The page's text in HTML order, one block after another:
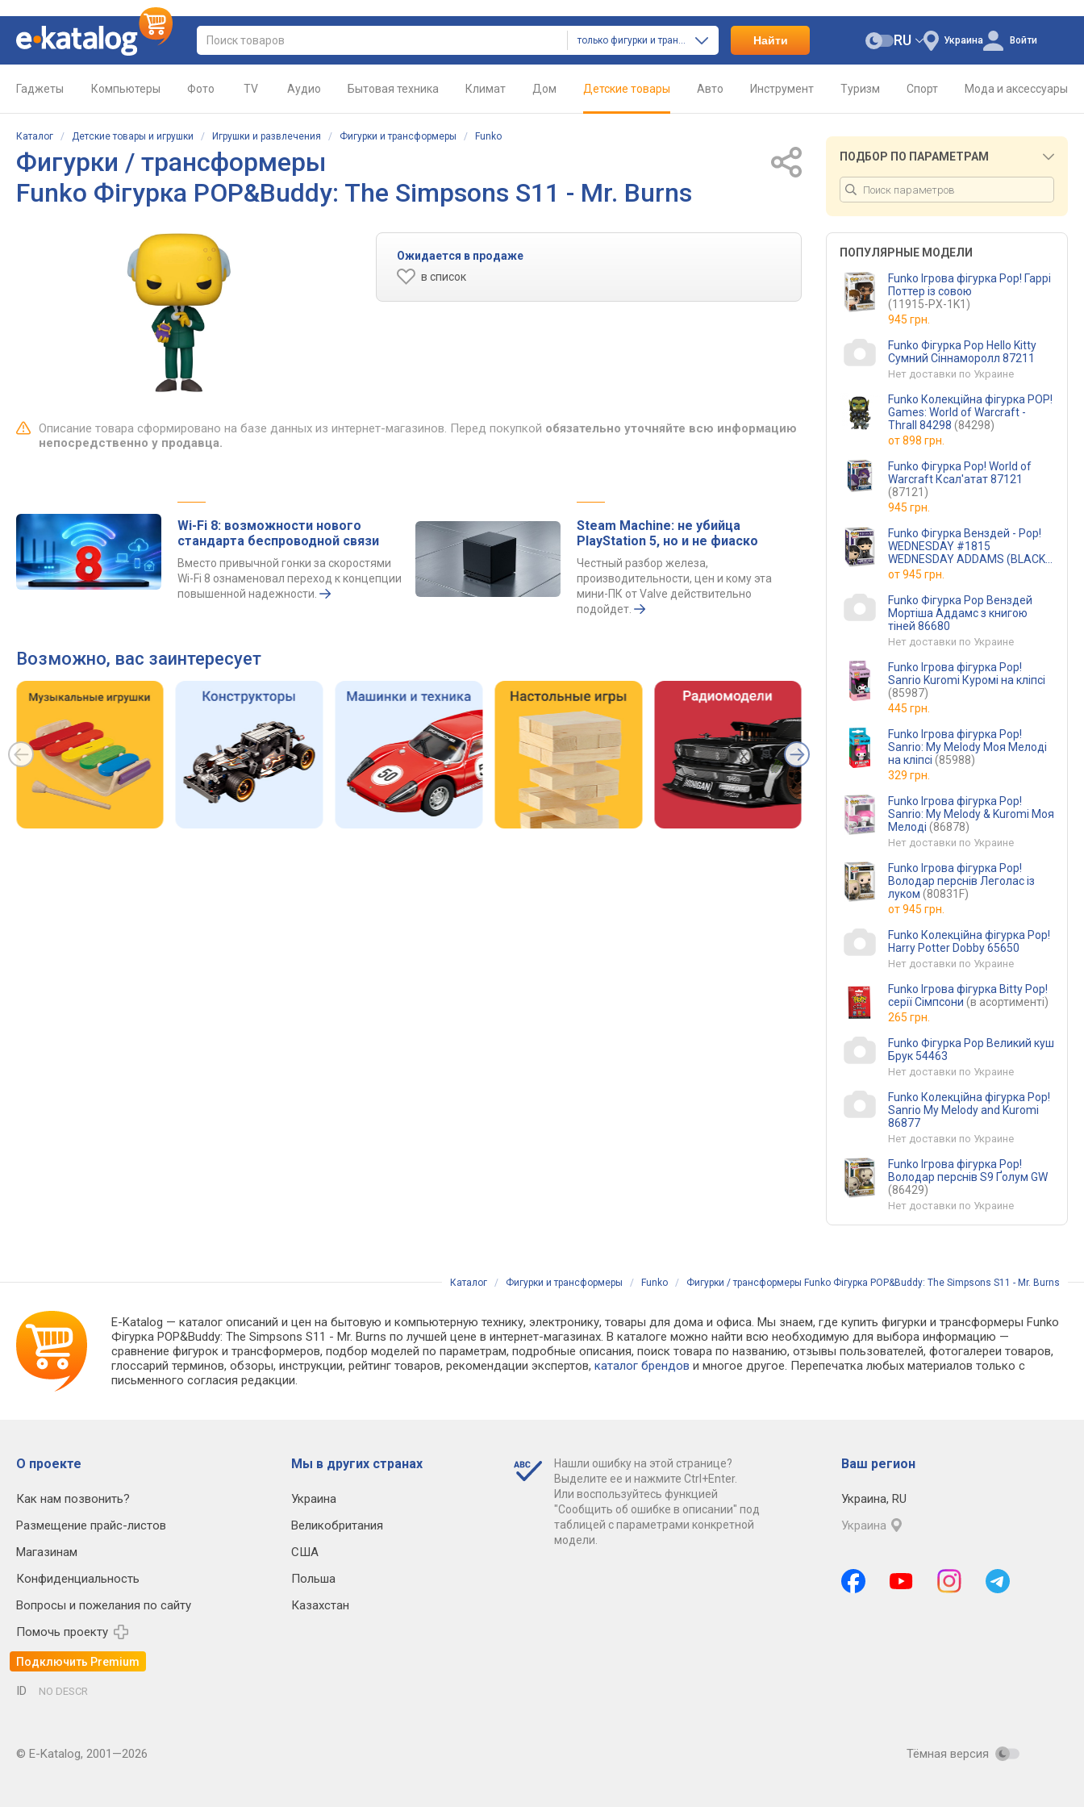
только фигурки и трансформеры Найти Украина
RU Войти
Гаджеты Компьютеры Фото TV Аудио Бытовая техника Климат Дом Детские товары Авто Инструмент Туризм Спорт Мода и аксессуары
Каталог / Детские товары и игрушки / Игрушки и развлечения / Фигурки и трансформеры / Funko
Фигурки / трансформеры
Funko Фігурка POP&Buddy: The Simpsons S11 - Mr. Burns
Ожидается в продаже
в список
Описание товара сформировано на базе данных из интернет-магазинов. Перед покупкой обязательно уточняйте всю информацию
непосредственно у продавца.
Wi-Fi 8: возможности нового
стандарта беспроводной связи
Вместо привычной гонки за скоростями
Wi-Fi 8 ознаменовал переход к концепции
повышенной надежности.
Steam Machine: не убийца
PlayStation 5, но и не фиаско
Честный разбор железа,
производительности, цен и кому эта
мини-ПК от Valve действительно
подойдет.
Возможно, вас заинтересует
ПОДБОР ПО ПАРАМЕТРАМ
ПОПУЛЯРНЫЕ МОДЕЛИ
Funko Ігрова фігурка Pop! Гаррі
Поттер із совою
(11915-PX-1K1)
945 грн.
Funko Фігурка Pop Hello Kitty
Сумний Сіннаморолл 87211
Нет доставки по Украине
Funko Колекційна фігурка POP!
Games: World of Warcraft -
Thrall 84298 (84298)
от898 грн.
Funko Фігурка Pop! World of
Warcraft Ксал'атат 87121
(87121)
945 грн.
Funko Фігурка Венздей - Pop!
WEDNESDAY #1815
WEDNESDAY ADDAMS (BLACK
COAT) (чорне пальто)
от945 грн.
Funko Фігурка Pop Венздей
Мортіша Аддамс з книгою
тіней 86680
Нет доставки по Украине
Funko Ігрова фігурка Pop!
Sanrio Kuromi Куромі на кліпсі
(85987)
445 грн.
Funko Ігрова фігурка Pop!
Sanrio: My Melody Моя Мелоді
на кліпсі (85988)
329 грн.
Funko Ігрова фігурка Pop!
Sanrio: My Melody & Kuromi Моя
Мелоді (86878)
Нет доставки по Украине
Funko Ігрова фігурка Pop!
Володар перснів Леголас із
луком (80831F)
от945 грн.
Funko Колекційна фігурка Pop!
Harry Potter Dobby 65650
Нет доставки по Украине
Funko Ігрова фігурка Bitty Pop!
серії Сімпсони (в асортименті)
265 грн.
Funko Фігурка Pop Великий куш
Брук 54463
Нет доставки по Украине
Funko Колекційна фігурка Pop!
Sanrio My Melody and Kuromi
86877
Нет доставки по Украине
Funko Ігрова фігурка Pop!
Володар перснів S9 Ґолум GW
(86429)
Нет доставки по Украине
Каталог / Фигурки и трансформеры / Funko / Фигурки / трансформеры Funko Фігурка POP&Buddy: The Simpsons S11 - Mr. Burns
E-Katalog — каталог описаний и цен на бытовую и компьютерную технику, электронику, товары для дома и офиса. Мы знаем, где купить фигурки и трансформеры Funko
Фігурка POP&Buddy: The Simpsons S11 - Mr. Burns по лучшей цене в интернет-магазинах. В каталоге можно найти всю необходимую для выбора информацию —
сравнение фигурок и трансформеров, подбор моделей по параметрам, подробные описания, поиск товара по названию, отзывы пользователей, фотогалереи товаров,
глоссарий терминов, обзоры, инструкции, рейтинг товаров, рекомендации экспертов,каталог брендов и многое другое. Перепечатка любых материалов только с
письменного согласия редакции.
О проекте
Как нам позвонить?
Размещение прайс-листов
Магазинам
Конфиденциальность
Вопросы и пожелания по сайту
Помочь проекту
Подключить Premium
Мы в других странах
Украина
Великобритания
США
Польша
Казахстан
Нашли ошибку на этой странице?
Выделите ее и нажмите Ctrl+Enter.
Или воспользуйтесь функцией
"Сообщить об ошибке в описании" под
таблицей с параметрами конкретной
модели.
Ваш регион
Украина, RU
Украина
ID NO DESCR
© E-Katalog, 2001—2026 Тёмная версия